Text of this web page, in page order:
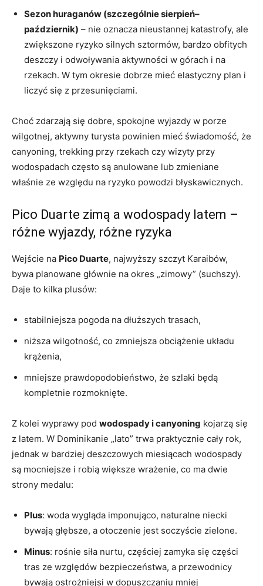
Sezon huraganów (szczególnie sierpień–
październik) – nie oznacza nieustannej katastrofy, ale
zwiększone ryzyko silnych sztormów, bardzo obfitych
deszczy i odwoływania aktywności w górach i na
rzekach. W tym okresie dobrze mieć elastyczny plan i
liczyć się z przesunięciami.
Choć zdarzają się dobre, spokojne wyjazdy w porze
wilgotnej, aktywny turysta powinien mieć świadomość, że
canyoning, trekking przy rzekach czy wizyty przy
wodospadach często są anulowane lub zmieniane
właśnie ze względu na ryzyko powodzi błyskawicznych.
Pico Duarte zimą a wodospady latem –
różne wyjazdy, różne ryzyka
Wejście na Pico Duarte, najwyższy szczyt Karaibów,
bywa planowane głównie na okres „zimowy” (suchszy).
Daje to kilka plusów:
stabilniejsza pogoda na dłuższych trasach,
niższa wilgotność, co zmniejsza obciążenie układu
krążenia,
mniejsze prawdopodobieństwo, że szlaki będą
kompletnie rozmoknięte.
Z kolei wyprawy pod wodospady i canyoning kojarzą się
z latem. W Dominikanie „lato” trwa praktycznie cały rok,
jednak w bardziej deszczowych miesiącach wodospady
są mocniejsze i robią większe wrażenie, co ma dwie
strony medalu:
Plus: woda wygląda imponująco, naturalne niecki
bywają głębsze, a otoczenie jest soczyście zielone.
Minus: rośnie siła nurtu, częściej zamyka się części
tras ze względów bezpieczeństwa, a przewodnicy
bywają ostrożniejsi w dopuszczaniu mniej